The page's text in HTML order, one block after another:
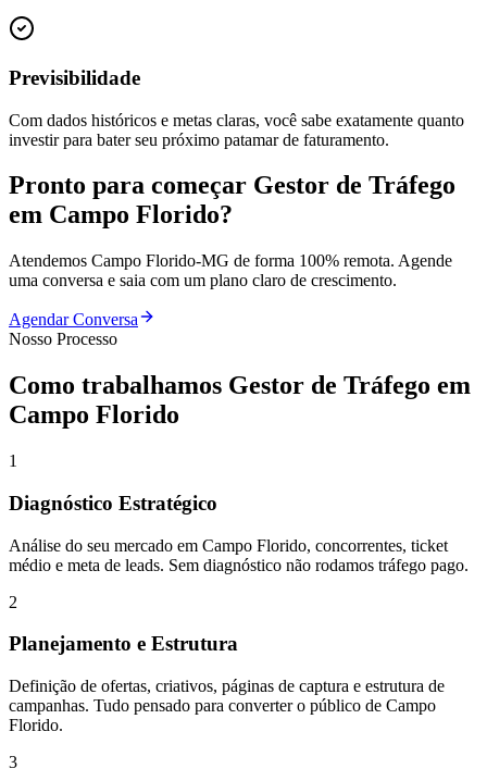
Previsibilidade
Com dados históricos e metas claras, você sabe exatamente quanto
investir para bater seu próximo patamar de faturamento.
Pronto para começar Gestor de Tráfego
em Campo Florido?
Atendemos Campo Florido-MG de forma 100% remota. Agende
uma conversa e saia com um plano claro de crescimento.
Agendar Conversa
Nosso Processo
Como trabalhamos Gestor de Tráfego em
Campo Florido
1
Diagnóstico Estratégico
Análise do seu mercado em Campo Florido, concorrentes, ticket
médio e meta de leads. Sem diagnóstico não rodamos tráfego pago.
2
Planejamento e Estrutura
Definição de ofertas, criativos, páginas de captura e estrutura de
campanhas. Tudo pensado para converter o público de Campo
Florido.
3